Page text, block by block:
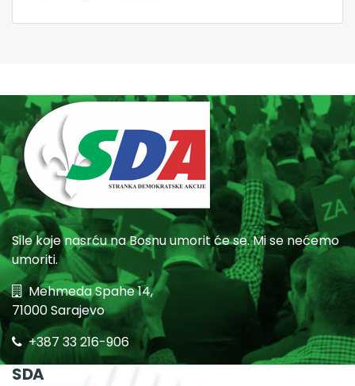
Sile koje nasrću na Bosnu umorit će se. Mi se nećemo
umoriti.
Mehmeda Spahe 14,
71000 Sarajevo
+387 33 216-906
SDA